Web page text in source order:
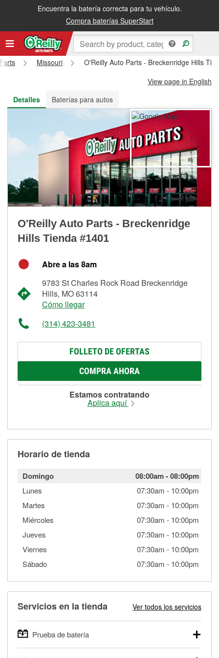
Encuentra la batería correcta para tu vehículo.
Compra baterías SuperStart
Recibe tu orden gratis al día siguiente o recógela en la tienda
Missouri
O'Reilly Auto Parts - Breckenridge Hills
View page in English
Detalles
Baterías para autos
O'Reilly Auto Parts - Breckenridge
Hills Tienda #1401
Abre a las 8am
9783 St Charles Rock Road Breckenridge
Hills, MO 63114
Cómo llegar
(314) 423-3481
FOLLETO DE OFERTAS
COMPRA AHORA
Estamos contratando
Aplica aquí
Horario de tienda
Domingo 08:00am-08:00pm
Lunes 07:30am - 10:00pm
Martes
07:30am - 10:00pm
Miércoles
07:30am - 10:00pm
Jueves
07:30am - 10:00pm
Viernes
07:30am - 10:00pm
Sábado
07:30am - 10:00pm
Servicios en la tienda Ver todos los servicios
Prueba de batería